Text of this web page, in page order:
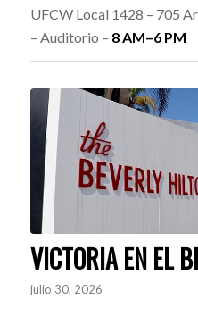
UFCW Local 1428 – 705
– Auditorio – 8 AM–6 PM
VICTORIA EN EL
julio 30, 2026